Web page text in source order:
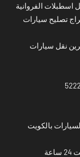
اسطبلات الفروانية
تصليح سيارات
نقل سيارات
بالكويت